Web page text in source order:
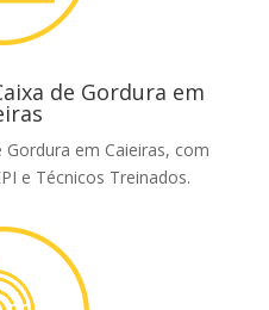
de Gordura em
em Caieiras, com
e Técnicos Treinados.